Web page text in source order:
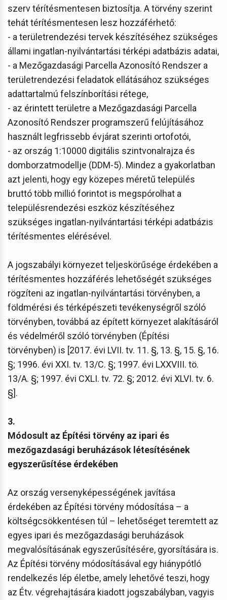
szerv térítésmentesen biztosítja. A törvény szerint
tehát térítésmentesen lesz hozzáférhető:
- a területrendezési tervek készítéséhez szükséges
állami ingatlan-nyilvántartási térképi adatbázis adatai,
- a Mezőgazdasági Parcella Azonosító Rendszer a
területrendezési feladatok ellátásához szükséges
adattartalmú felszínborítási rétege,
- az érintett területre a Mezőgazdasági Parcella
Azonosító Rendszer programszerű felújításához
használt legfrissebb évjárat szerinti ortofotói,
- az ország 1:10000 digitális szintvonalrajza és
domborzatmodellje (DDM-5). Mindez a gyakorlatban
azt jelenti, hogy egy közepes méretű település
bruttó több millió forintot is megspórolhat a
településrendezési eszköz készítéséhez
szükséges ingatlan-nyilvántartási térképi adatbázis
térítésmentes elérésével.
A jogszabályi környezet teljeskörűsége érdekében a
térítésmentes hozzáférés lehetőségét szükséges
rögzíteni az ingatlan-nyilvántartási törvényben, a
földmérési és térképészeti tevékenységről szóló
törvényben, továbbá az épített környezet alakításáról
és védelméről szóló törvényben (Építési
törvényben) is [2017. évi LVII. tv. 11. §, 13. §, 15. §, 16.
§; 1996. évi XXI. tv. 13/C. §; 1997. évi LXXVIII. tö.
13/A. §; 1997. évi CXLI. tv. 72. §; 2012. évi XLVI. tv. 6.
§].
3.
Módosult az Építési törvény az ipari és
mezőgazdasági beruházások létesítésének
egyszerűsítése érdekében
Az ország versenyképességének javítása
érdekében az Építési törvény módosítása – a
költségcsökkentésen túl – lehetőséget teremtett az
egyes ipari és mezőgazdasági beruházások
megvalósításának egyszerűsítésére, gyorsítására is.
Az Építési törvény módosításával egy hiánypótló
rendelkezés lép életbe, amely lehetővé teszi, hogy
az Étv. végrehajtására kiadott jogszabályban, vagyis